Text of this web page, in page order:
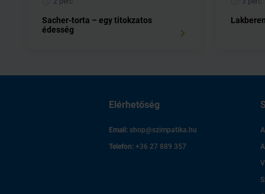
Sacher-torta – egy titokzatos
édesség
Elérhetőség
Email: shop@szimpatika.hu
Telefon: +36 27 889 357